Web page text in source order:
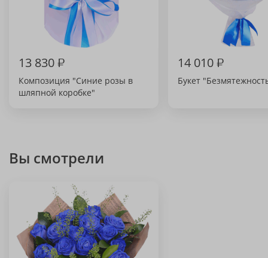
13 830₽
Композиция "Синие розы в
шляпной коробке"
14 010₽
Букет
Вы смотрели